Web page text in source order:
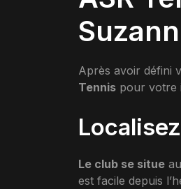
Après avoir défini
Tennis pour votre
Le club se situe
est facile depuis